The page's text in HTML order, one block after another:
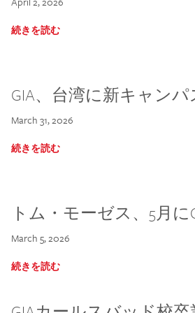
続きを読む
GIA、台湾に新キャン
March 31, 2026
続きを読む
トム・モーゼス、5月に
March 5, 2026
続きを読む